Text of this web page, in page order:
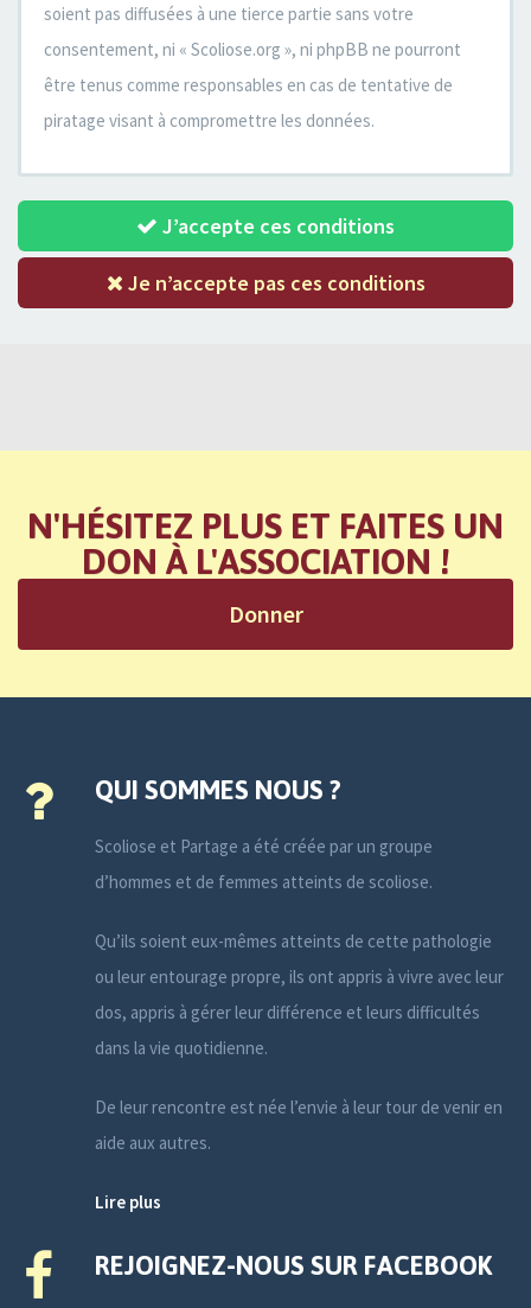
soient pas diffusées à une tierce partie sans votre
consentement, ni « Scoliose.org », ni phpBB ne pourront
être tenus comme responsables en cas de tentative de
piratage visant à compromettre les données.
J’accepte ces conditions
Je n’accepte pas ces conditions
N'HÉSITEZ PLUS ET FAITES UN
DON À L'ASSOCIATION !
Donner
QUI SOMMES NOUS ?
Scoliose et Partage a été créée par un groupe
d’hommes et de femmes atteints de scoliose.
Qu’ils soient eux-mêmes atteints de cette pathologie
ou leur entourage propre, ils ont appris à vivre avec leur
dos, appris à gérer leur différence et leurs difficultés
dans la vie quotidienne.
De leur rencontre est née l’envie à leur tour de venir en
aide aux autres.
Lire plus
REJOIGNEZ-NOUS SUR FACEBOOK